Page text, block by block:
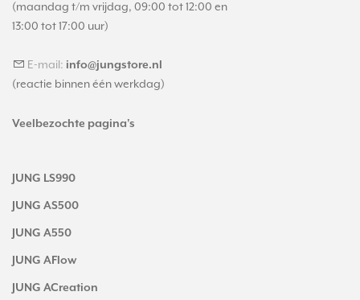
(maandag t/m vrijdag, 09:00 tot 12:00 en
13:00 tot 17:00 uur)
E-mail: info@jungstore.nl
(reactie binnen één werkdag)
Veelbezochte pagina's
JUNG LS990
JUNG AS500
JUNG A550
JUNG AFlow
JUNG ACreation